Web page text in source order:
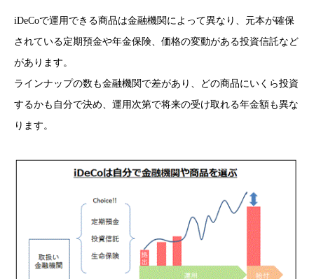
iDeCoで運用できる商品は金融機関によって異なり、元本が確保
されている定期預金や年金保険、価格の変動がある投資信託など
があります。
ラインナップの数も金融機関で差があり、どの商品にいくら投資
するかも自分で決め、運用次第で将来の受け取れる年金額も異な
ります。